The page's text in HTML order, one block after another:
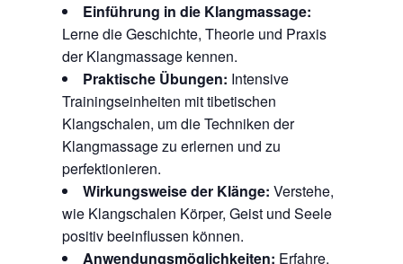
Einführung in die Klangmassage:
Lerne die Geschichte, Theorie und Praxis
der Klangmassage kennen.
Praktische Übungen: Intensive
Trainingseinheiten mit tibetischen
Klangschalen, um die Techniken der
Klangmassage zu erlernen und zu
perfektionieren.
Wirkungsweise der Klänge: Verstehe,
wie Klangschalen Körper, Geist und Seele
positiv beeinflussen können.
Anwendungsmöglichkeiten: Erfahre,